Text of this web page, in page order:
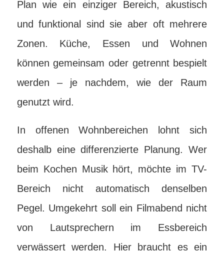
Plan wie ein einziger Bereich, akustisch
und funktional sind sie aber oft mehrere
Zonen. Küche, Essen und Wohnen
können gemeinsam oder getrennt bespielt
werden – je nachdem, wie der Raum
genutzt wird.
In offenen Wohnbereichen lohnt sich
deshalb eine differenzierte Planung. Wer
beim Kochen Musik hört, möchte im TV-
Bereich nicht automatisch denselben
Pegel. Umgekehrt soll ein Filmabend nicht
von Lautsprechern im Essbereich
verwässert werden. Hier braucht es ein